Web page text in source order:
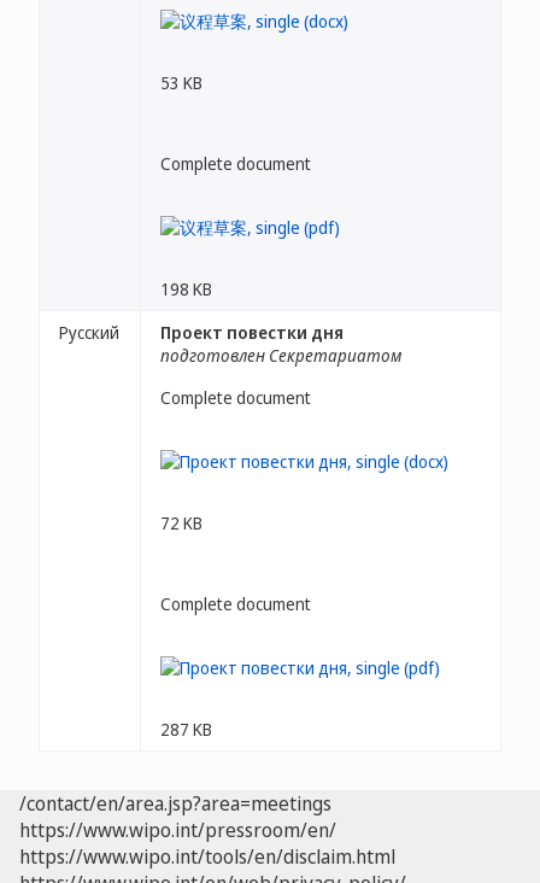
53 KB
Complete document
198 KB
Русский
Проект повестки дня
подготовлен Секретариатом
Complete document
72 KB
Complete document
287 KB
/contact/en/area.jsp?area=meetings
https://www.wipo.int/pressroom/en/
https://www.wipo.int/tools/en/disclaim.html